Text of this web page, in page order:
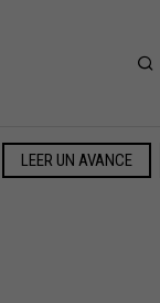
LEER UN AVANCE